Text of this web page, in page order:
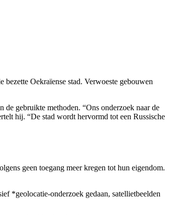
Oekraïense stad. Verwoeste gebouwen
de gebruikte methoden. “Ons onderzoek naar de
hij. “De stad wordt hervormd tot een Russische
geen toegang meer kregen tot hun eigendom.
*geolocatie-onderzoek gedaan, satellietbeelden